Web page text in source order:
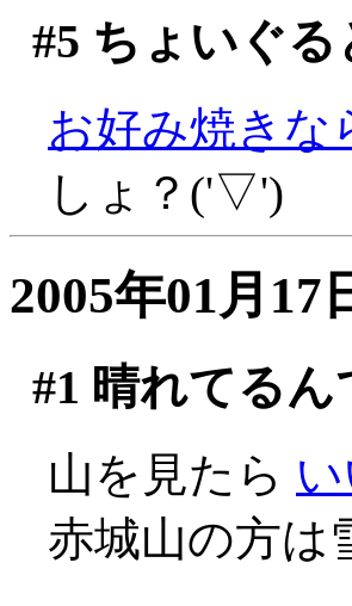
#5 ちょいぐる
お好み焼きな
しょ？('▽')
2005年01月17
#1 晴れてる
山を見たら
赤城山の方は